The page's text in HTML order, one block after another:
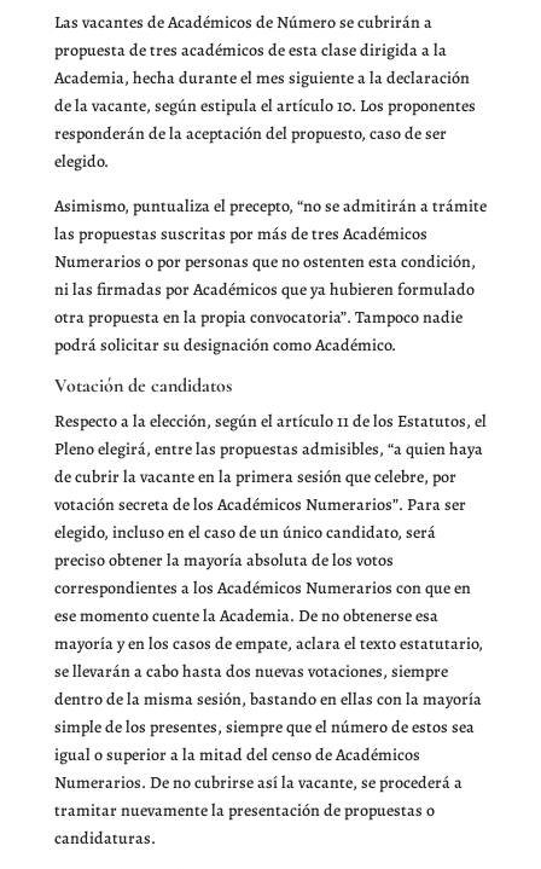
Las vacantes de Académicos de Número se cubrirán a
propuesta de tres académicos de esta clase dirigida a la
Academia, hecha durante el mes siguiente a la declaración
de la vacante, según estipula el artículo 10. Los proponentes
responderán de la aceptación del propuesto, caso de ser
elegido.
Asimismo, puntualiza el precepto, “no se admitirán a trámite
las propuestas suscritas por más de tres Académicos
Numerarios o por personas que no ostenten esta condición,
ni las firmadas por Académicos que ya hubieren formulado
otra propuesta en la propia convocatoria”. Tampoco nadie
podrá solicitar su designación como Académico.
Votación de candidatos
Respecto a la elección, según el artículo 11 de los Estatutos, el
Pleno elegirá, entre las propuestas admisibles, “a quien haya
de cubrir la vacante en la primera sesión que celebre, por
votación secreta de los Académicos Numerarios”. Para ser
elegido, incluso en el caso de un único candidato, será
preciso obtener la mayoría absoluta de los votos
correspondientes a los Académicos Numerarios con que en
ese momento cuente la Academia. De no obtenerse esa
mayoría y en los casos de empate, aclara el texto estatutario,
se llevarán a cabo hasta dos nuevas votaciones, siempre
dentro de la misma sesión, bastando en ellas con la mayoría
simple de los presentes, siempre que el número de estos sea
igual o superior a la mitad del censo de Académicos
Numerarios. De no cubrirse así la vacante, se procederá a
tramitar nuevamente la presentación de propuestas o
candidaturas.